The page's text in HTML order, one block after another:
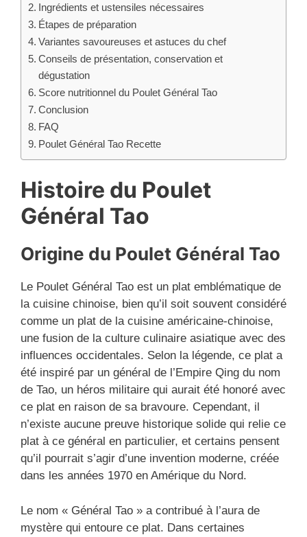
Ingrédients et ustensiles nécessaires
Étapes de préparation
Variantes savoureuses et astuces du chef
Conseils de présentation, conservation et
dégustation
Score nutritionnel du Poulet Général Tao
Conclusion
FAQ
Poulet Général Tao Recette
Histoire du Poulet
Général Tao
Origine du Poulet Général Tao
Le Poulet Général Tao est un plat emblématique de
la cuisine chinoise, bien qu’il soit souvent considéré
comme un plat de la cuisine américaine-chinoise,
une fusion de la culture culinaire asiatique avec des
influences occidentales. Selon la légende, ce plat a
été inspiré par un général de l’Empire Qing du nom
de Tao, un héros militaire qui aurait été honoré avec
ce plat en raison de sa bravoure. Cependant, il
n’existe aucune preuve historique solide qui relie ce
plat à ce général en particulier, et certains pensent
qu’il pourrait s’agir d’une invention moderne, créée
dans les années 1970 en Amérique du Nord.
Le nom « Général Tao » a contribué à l’aura de
mystère qui entoure ce plat. Dans certaines